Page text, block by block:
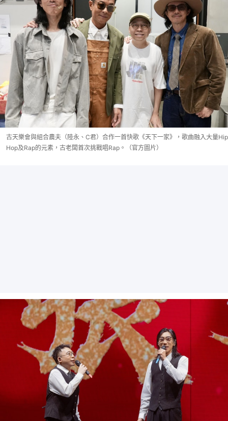
古天樂會與組合農夫（陸永、C君）合作一首快歌《天下一家》，歌曲融入大量Hip
Hop及Rap的元素，古老闆首次挑戰唱Rap。（官方圖片）